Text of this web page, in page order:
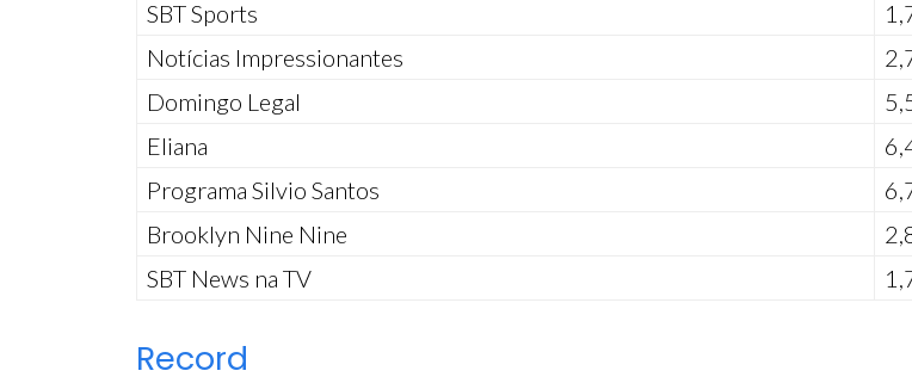
SBT Sports
Notícias Impressionantes
Domingo Legal
Eliana
Programa Silvio Santos
Brooklyn Nine Nine
SBT News na TV
Record